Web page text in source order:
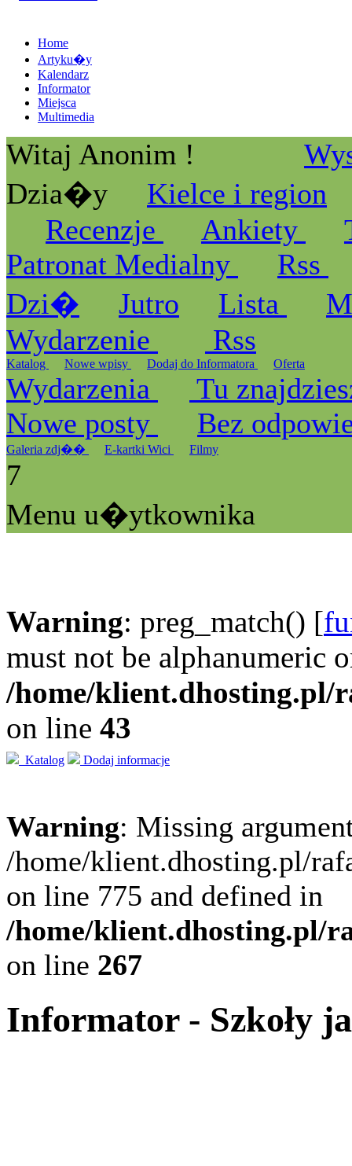
Home
Artyku�y
Kalendarz
Informator
Miejsca
Multimedia
Witaj Anonim !
Dzia�y
Kielce i region
Recenzje
Ankiety
Patronat Medialny
Rss
Dzi�
Jutro Lista
Wydarzenie
Rss
Katalog Nowe wpisy Dodaj do Informatora Oferta
Wydarzenia
Tu
Nowe posty
Bez
Galeria zdj�� E-kartki Wici Filmy
7
Menu u�ytkownika
Warning: preg_match() [
must not be alphanumeric
/home/klient.dhosting.pl/
on line 43
Katalog Dodaj informacje
Warning: Missing
/home/klient.dhosting.pl/
on line 775 and defined in
/home/klient.dhosting.pl/
on line 267
Informator - Szkoły